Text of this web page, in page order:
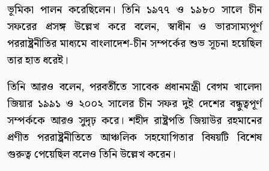
ভূমিকা পালন করেছিলেন। তিনি ১৯৭৭ ও ১৯৮০ সালে চীন
সফরের প্রসঙ্গ উল্লেখ করে বলেন, স্বাধীন ও ভারসাম্যপূর্ণ
পররাষ্ট্রনীতির মাধ্যমে বাংলাদেশ-চীন সম্পর্কের শুভ সূচনা হয়েছিল
তার হাত ধরেই।
তিনি আরও বলেন, পরবর্তীতে সাবেক প্রধানমন্ত্রী বেগম খালেদা
জিয়ার ১৯৯১ ও ২০০২ সালের চীন সফর দুই দেশের বন্ধুত্বপূর্ণ
সম্পর্ককে আরও সুদৃঢ় করে। শহীদ রাষ্ট্রপতি জিয়াউর রহমানের
প্রণীত পররাষ্ট্রনীতিতে আঞ্চলিক সহযোগিতার বিষয়টি বিশেষ
গুরুত্ব পেয়েছিল বলেও তিনি উল্লেখ করেন।